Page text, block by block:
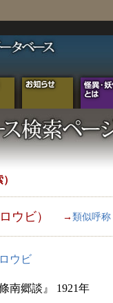
ウビ） → 類似呼称
ウビ
南郷談』 1921年